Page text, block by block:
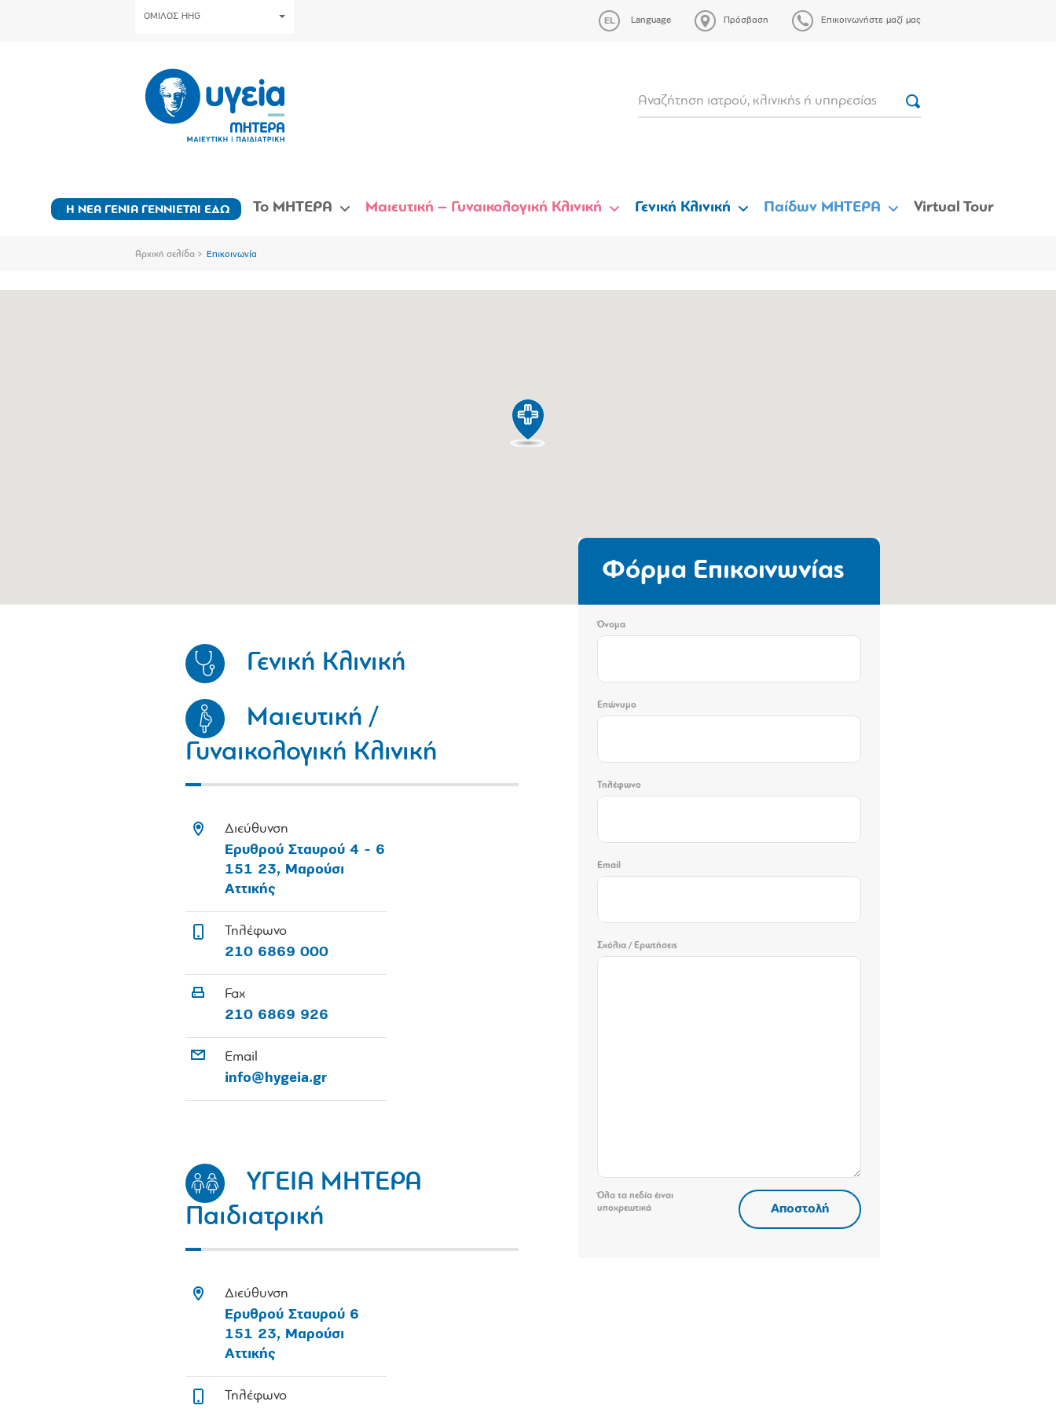
ΟΜΙΛΟΣ HHG Language Πρόσβαση Επικοινωνήστε μαζί μας
Η ΝΕΑ ΓΕΝΙΑ ΓΕΝΝΙΕΤΑΙ ΕΔΩ Το ΜΗΤΕΡΑ Μαιευτική – Γυναικολογική Κλινική Γενική Κλινική Παίδων ΜΗΤΕΡΑ Virtual Tour
Αρχική σελίδα Επικοινωνία
Γενική Κλινική
Μαιευτική /
Γυναικολογική Κλινική
Διεύθυνση
Ερυθρού Σταυρού 4 - 6
151 23, Μαρούσι
Αττικής
Τηλέφωνο
210 6869 000
Fax
210 6869 926
Email
info@hygeia.gr
ΥΓΕΙΑ ΜΗΤΕΡΑ
Παιδιατρική
Διεύθυνση
Ερυθρού Σταυρού 6
151 23, Μαρούσι
Αττικής
Τηλέφωνο
Φόρμα Επικοινωνίας
Όνομα
Επώνυμο
Τηλέφωνο
Email
Σχόλια / Ερωτήσεις
Όλα τα πεδία έιναι
υποχρεωτικά